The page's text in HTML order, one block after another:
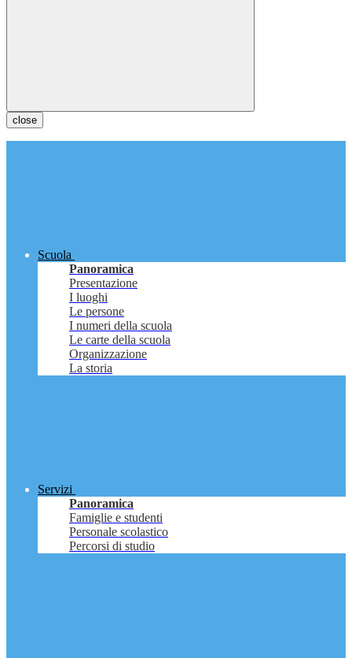
close
Scuola
Panoramica
Presentazione
I luoghi
Le persone
I numeri della scuola
Le carte della scuola
Organizzazione
La storia
Servizi
Panoramica
Famiglie e studenti
Personale scolastico
Percorsi di studio